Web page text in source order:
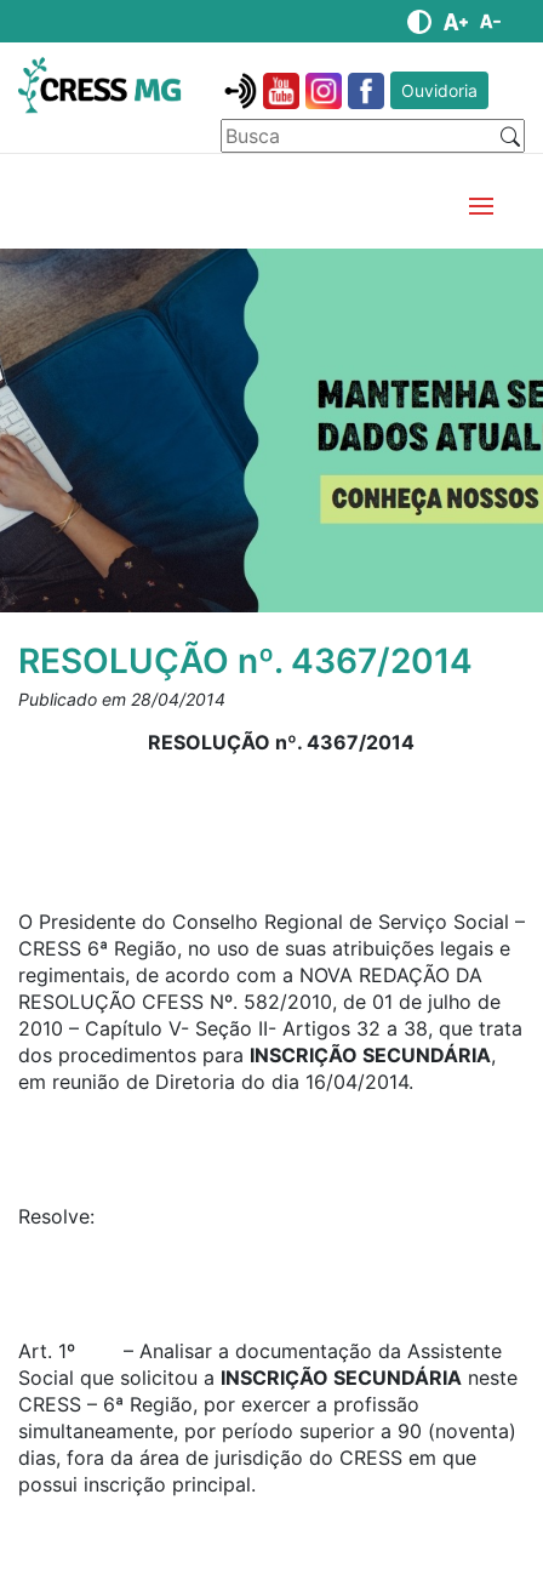
Ouvidoria
RESOLUÇÃO nº. 4367/2014
Publicado em 28/04/2014
RESOLUÇÃO nº. 4367/2014
O Presidente do Conselho Regional de Serviço Social –
CRESS 6ª Região, no uso de suas atribuições legais e
regimentais, de acordo com a NOVA REDAÇÃO DA
RESOLUÇÃO CFESS Nº. 582/2010, de 01 de julho de
2010 – Capítulo V- Seção II- Artigos 32 a 38, que trata
dos procedimentos para INSCRIÇÃO SECUNDÁRIA,
em reunião de Diretoria do dia 16/04/2014.
Resolve:
Art. 1º – Analisar a documentação da Assistente
Social que solicitou a INSCRIÇÃO SECUNDÁRIA neste
CRESS – 6ª Região, por exercer a profissão
simultaneamente, por período superior a 90 (noventa)
dias, fora da área de jurisdição do CRESS em que
possui inscrição principal.